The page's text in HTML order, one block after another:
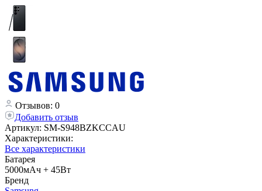
Отзывов: 0
Добавить отзыв
Артикул: SM-S948BZKCCAU
Характеристики:
Все характеристики
Батарея
5000мАч + 45Вт
Бренд